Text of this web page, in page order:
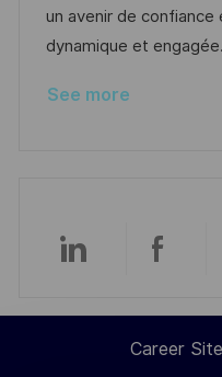
o
n
d
D
t
g
o
y
un avenir de confiance
dynamique et engagée.
See more
Share
via
via
Career